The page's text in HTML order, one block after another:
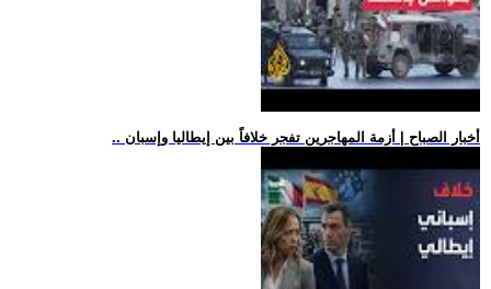
.. أخبار الصباح | أزمة المهاجرين تفجر خلافاً بين إيطاليا وإسبان